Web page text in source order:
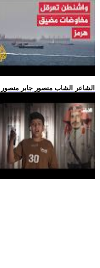
.. الشاعر الشاب منصور جابر